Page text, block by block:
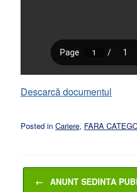
Descarcă documentul
Posted in Cariere, FARA
Post navigation
← ANUNT SEDINTA